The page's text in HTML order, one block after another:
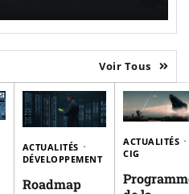
Voir Tous
ACTUALITÉS
DÉVELOPPEMENT
Roadmap
ACTUALITÉS
CIG